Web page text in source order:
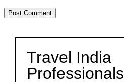
Travel India
Professionals